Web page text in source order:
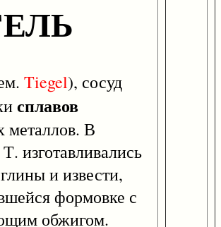
Tiegel), сосуд
сплавов
металлов. В
изготавливались
и извести,
формовке с
обжигом.